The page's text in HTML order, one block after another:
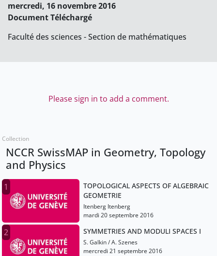
mercredi, 16 novembre 2016
Document Téléchargé
Faculté des sciences - Section de mathématiques
Please sign in to add a comment.
Collection
NCCR SwissMAP in Geometry, Topology
and Physics
1
TOPOLOGICAL ASPECTS OF ALGEBRAIC
GEOMETRIE
Itenberg Itenberg
mardi 20 septembre 2016
2 SYMMETRIES AND MODULI SPACES I
S. Galkin / A. Szenes
mercredi 21 septembre 2016